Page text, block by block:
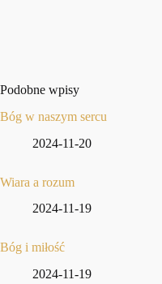
Podobne wpisy
Bóg w naszym sercu
2024-11-20
Wiara a rozum
2024-11-19
Bóg i miłość
2024-11-19